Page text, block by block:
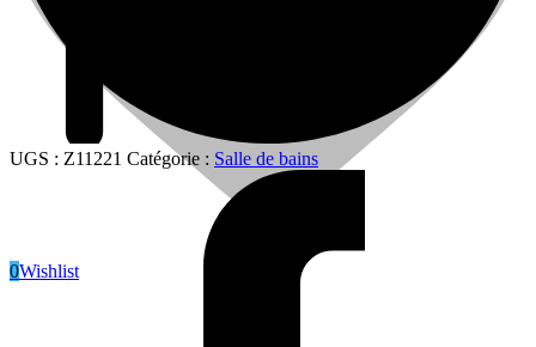
0Wishlist
UGS : Z11221 Catégorie : Salle de bains